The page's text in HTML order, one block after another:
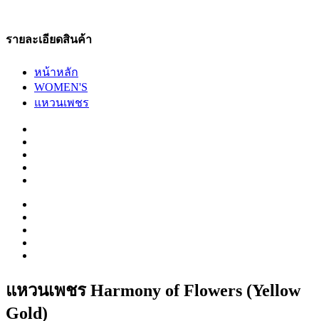
รายละเอียดสินค้า
หน้าหลัก
WOMEN'S
แหวนเพชร
แหวนเพชร Harmony of Flowers (Yellow
Gold)